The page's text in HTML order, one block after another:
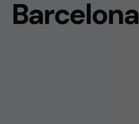
Barcelona